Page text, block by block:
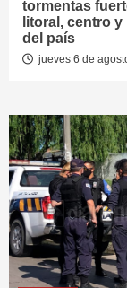
tormentas
litoral, centro y
del país
jueves 6 de